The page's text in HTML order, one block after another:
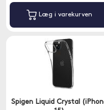
Læg i varekurven
Spigen Liquid Crystal